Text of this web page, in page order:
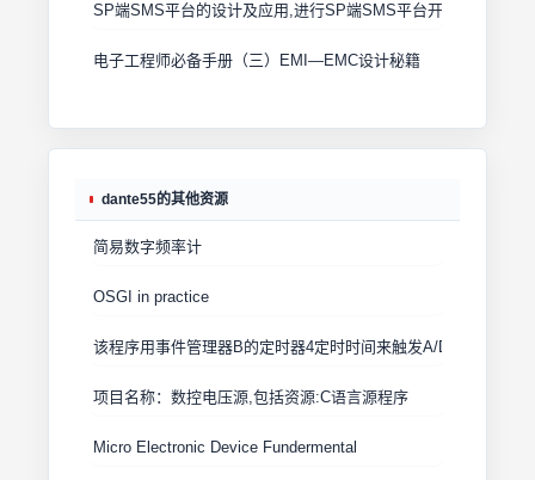
SP端SMS平台的设计及应用,进行SP端SMS平台开发的参考文档
电子工程师必备手册（三）EMI—EMC设计秘籍
dante55的其他资源
简易数字频率计
OSGI in practice
该程序用事件管理器B的定时器4定时时间来触发A/D采样的启动
项目名称：数控电压源,包括资源:C语言源程序
Micro Electronic Device Fundermental